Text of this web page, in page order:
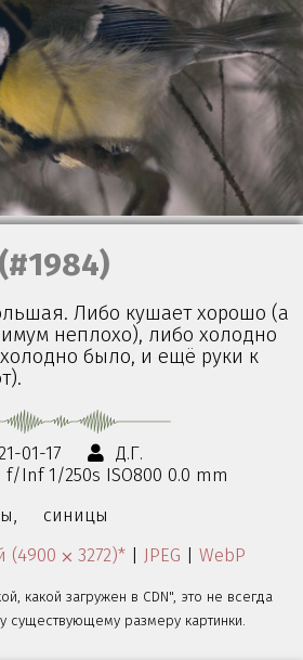
(#1984)
Либо кушает хорошо (а
неплохо), либо холодно
было, и ещё руки к
01-17
Д.Г.
f/Inf 1/250s ISO800 0.0 mm
синицы
(4900 ⨉ 3272)* | JPEG | WebP
какой загружен в CDN", это не всегда
существующему размеру картинки.